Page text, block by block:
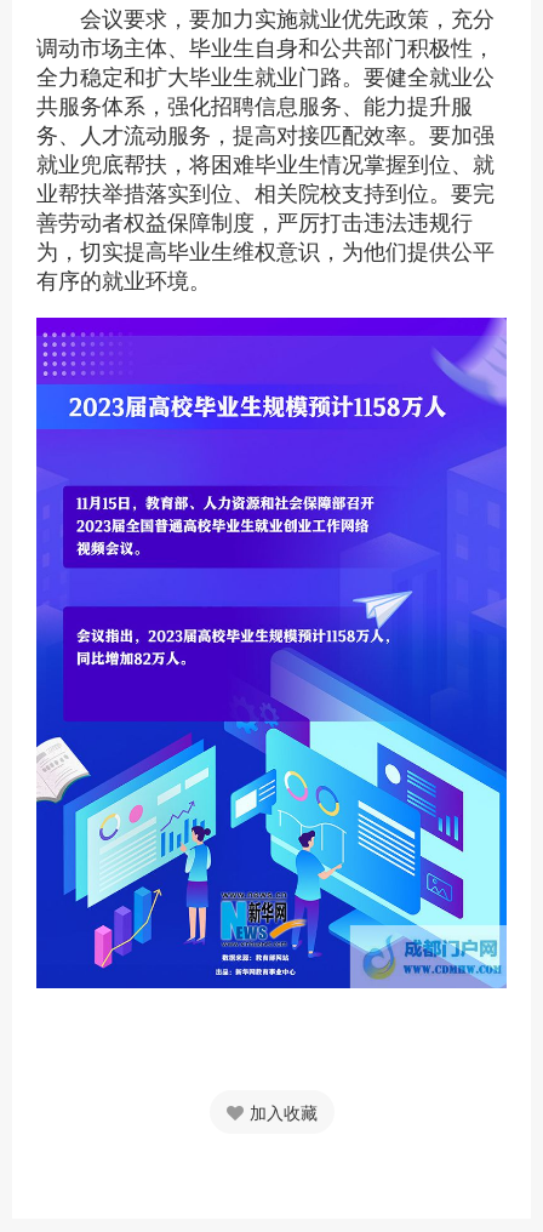
会议要求，要加力实施就业优先政策，充分
调动市场主体、毕业生自身和公共部门积极性，
全力稳定和扩大毕业生就业门路。要健全就业公
共服务体系，强化招聘信息服务、能力提升服
务、人才流动服务，提高对接匹配效率。要加强
就业兜底帮扶，将困难毕业生情况掌握到位、就
业帮扶举措落实到位、相关院校支持到位。要完
善劳动者权益保障制度，严厉打击违法违规行
为，切实提高毕业生维权意识，为他们提供公平
有序的就业环境。
加入收藏